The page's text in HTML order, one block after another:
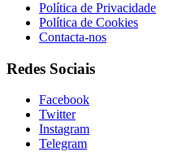
Política de Privacidade
Política de Cookies
Contacta-nos
Redes Sociais
Facebook
Twitter
Instagram
Telegram